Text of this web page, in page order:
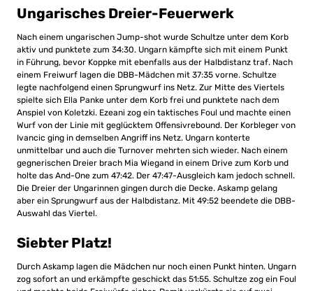
Ungarisches Dreier-Feuerwerk
Nach einem ungarischen Jump-shot wurde Schultze unter dem Korb
aktiv und punktete zum 34:30. Ungarn kämpfte sich mit einem Punkt
in Führung, bevor Koppke mit ebenfalls aus der Halbdistanz traf. Nach
einem Freiwurf lagen die DBB-Mädchen mit 37:35 vorne. Schultze
legte nachfolgend einen Sprungwurf ins Netz. Zur Mitte des Viertels
spielte sich Ella Panke unter dem Korb frei und punktete nach dem
Anspiel von Koletzki. Ezeani zog ein taktisches Foul und machte einen
Wurf von der Linie mit geglücktem Offensivrebound. Der Korbleger von
Ivancic ging in demselben Angriff ins Netz. Ungarn konterte
unmittelbar und auch die Turnover mehrten sich wieder. Nach einem
gegnerischen Dreier brach Mia Wiegand in einem Drive zum Korb und
holte das And-One zum 47:42. Der 47:47-Ausgleich kam jedoch schnell.
Die Dreier der Ungarinnen gingen durch die Decke. Askamp gelang
aber ein Sprungwurf aus der Halbdistanz. Mit 49:52 beendete die DBB-
Auswahl das Viertel.
Siebter Platz!
Durch Askamp lagen die Mädchen nur noch einen Punkt hinten. Ungarn
zog sofort an und erkämpfte geschickt das 51:55. Schultze zog ein Foul